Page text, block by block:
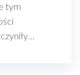
tym